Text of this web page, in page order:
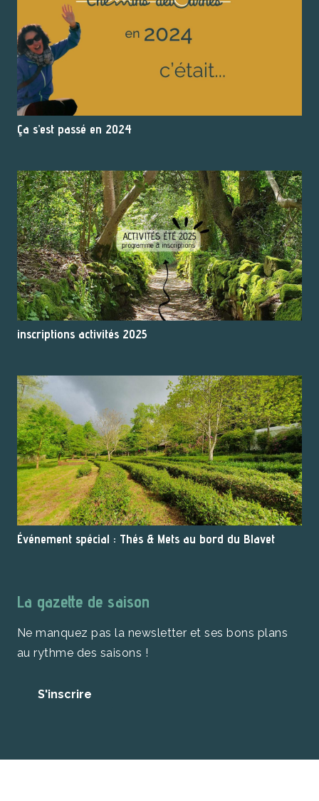
Ça s’est passé en 2024
inscriptions activités 2025
Événement spécial : Thés & Mets au bord du Blavet
La gazette de saison
Ne manquez pas la newsletter et ses bons plans
au rythme des saisons !
S'inscrire